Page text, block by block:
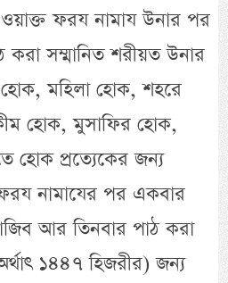
ফরয নামায উনার পর
করা সম্মানিত শরীয়ত উনার
হোক, মহিলা হোক, শহরে
হোক, মুসাফির হোক,
হোক প্রত্যেকের জন্য
ফরয নামাযের পর একবার
আর তিনবার পাঠ করা
১৪৪৭ হিজরীর) জন্য